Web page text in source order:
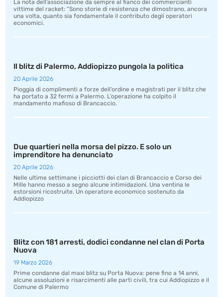
La nota dell’associazione da sempre al fianco dei commercianti
vittime del racket: “Sono storie di resistenza che dimostrano, ancora
una volta, quanto sia fondamentale il contributo degli operatori
economici.
Il blitz di Palermo, Addiopizzo pungola la politica
20 Aprile 2026
Pioggia di complimenti a forze dell’ordine e magistrati per il blitz che
ha portato a 32 fermi a Palermo. L’operazione ha colpito il
mandamento mafioso di Brancaccio.
Due quartieri nella morsa del pizzo. E solo un
imprenditore ha denunciato
20 Aprile 2026
Nelle ultime settimane i picciotti dei clan di Brancaccio e Corso dei
Mille hanno messo a segno alcune intimidazioni. Una ventina le
estorsioni ricostruite. Un operatore economico sostenuto da
Addiopizzo
Blitz con 181 arresti, dodici condanne nel clan di Porta
Nuova
19 Marzo 2026
Prime condanne dal maxi blitz su Porta Nuova: pene fino a 14 anni,
alcune assoluzioni e risarcimenti alle parti civili, tra cui Addiopizzo e il
Comune di Palermo